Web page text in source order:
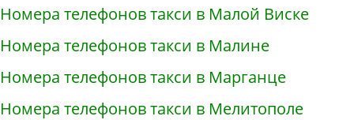
Номера телефонов такси в Малой Виске
Номера телефонов такси в Малине
Номера телефонов такси в Марганце
Номера телефонов такси в Мелитополе